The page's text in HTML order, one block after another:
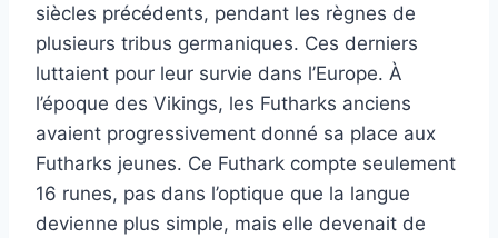
siècles précédents, pendant les règnes de
plusieurs tribus germaniques. Ces derniers
luttaient pour leur survie dans l’Europe. À
l’époque des Vikings, les Futharks anciens
avaient progressivement donné sa place aux
Futharks jeunes. Ce Futhark compte seulement
16 runes, pas dans l’optique que la langue
devienne plus simple, mais elle devenait de